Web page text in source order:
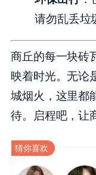
请勿乱丢垃
商丘的每一块砖
映着时光。无论
城烟火，这里都
待。启程吧，让
猜你喜欢